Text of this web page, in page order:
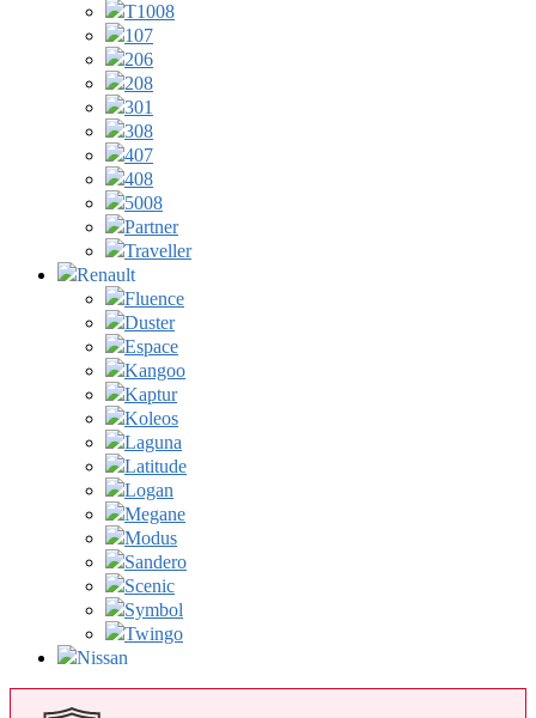
T1008
107
206
208
301
308
407
408
5008
Partner
Traveller
Renault
Fluence
Duster
Espace
Kangoo
Kaptur
Koleos
Laguna
Latitude
Logan
Megane
Modus
Sandero
Scenic
Symbol
Twingo
Nissan